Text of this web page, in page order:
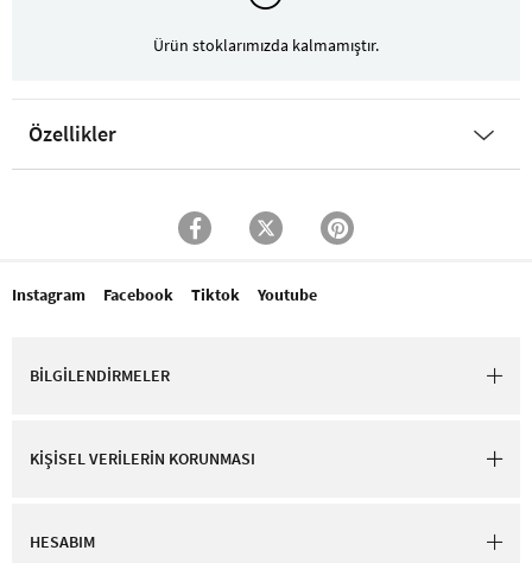
Ürün stoklarımızda kalmamıştır.
Özellikler
Instagram Facebook Tiktok Youtube
BİLGİLENDİRMELER
KİŞİSEL VERİLERİN KORUNMASI
HESABIM